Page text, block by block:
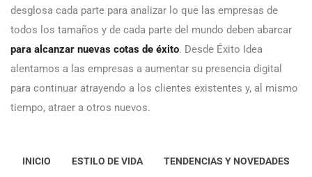
desglosa cada parte para analizar lo que las empresas de
todos los tamaños y de cada parte del mundo deben abarcar
para alcanzar nuevas cotas de éxito. Desde Éxito Idea
alentamos a las empresas a aumentar su presencia digital
para continuar atrayendo a los clientes existentes y, al mismo
tiempo, atraer a otros nuevos.
INICIO ESTILO DE VIDA TENDENCIAS Y NOVEDADES